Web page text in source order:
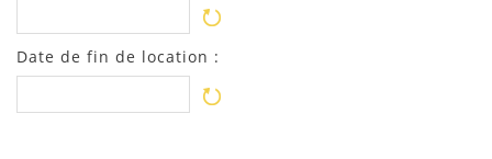
Date de fin de location :